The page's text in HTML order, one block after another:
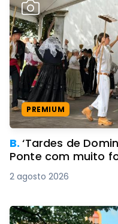
PREMIUM
B.‘Tardes de
Ponte com muito
2 agosto 2026